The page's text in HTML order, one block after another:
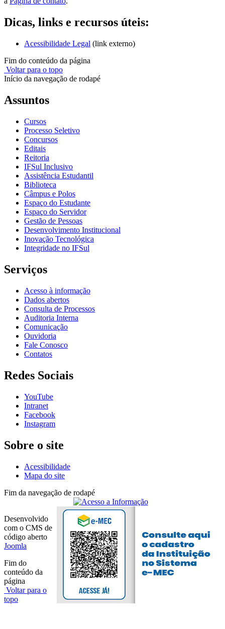
Dicas, links e recursos úteis:
Acessibilidade Legal (link externo)
Fim do conteúdo da página
Voltar para o topo
Início da navegação de rodapé
Assuntos
Cursos
Processo Seletivo
Concursos
Editais
Reitoria
IFSul Inclusivo
Assistência Estudantil
Biblioteca
Câmpus e Polos
Espaço do Estudante
Espaço do Servidor
Gestão de Pessoas
Desenvolvimento Institucional
Inovação Tecnológica
Integridade no IFSul
Serviços
Acesso à informação
Dados abertos
Consulta de Processos
Auditoria Interna
Comunicação
Ouvidoria
Fale Conosco
Contatos
Redes Sociais
YouTube
Intranet
Facebook
Instagram
Sobre o site
Acessibilidade
Mapa do site
Fim da navegação de rodapé
Desenvolvido
com o CMS de
código aberto
Joomla
Fim do
conteúdo da
página
Voltar para o
topo